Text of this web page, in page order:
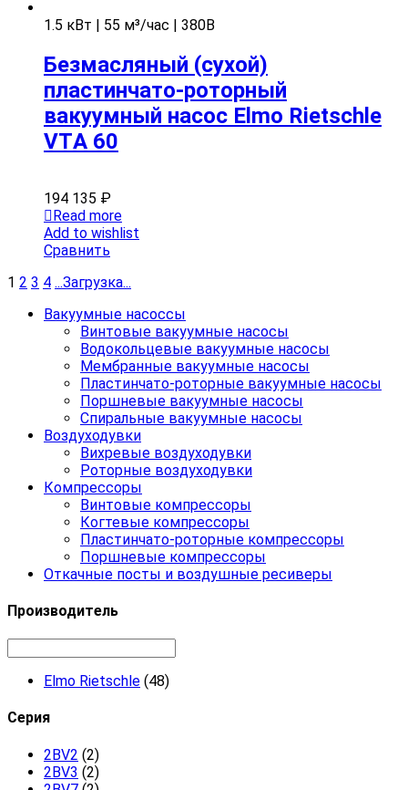
1.5 кВт | 55 м³/час | 380В
Безмасляный (сухой)
пластинчато-роторный
вакуумный насос Elmo Rietschle
VTА 60
194 135 ₽
Read more
Add to wishlist
Сравнить
1 2 3 4 ...Загрузка...
Вакуумные насоссы
Винтовые вакуумные насосы
Водокольцевые вакуумные насосы
Мембранные вакуумные насосы
Пластинчато-роторные вакуумные насосы
Поршневые вакуумные насосы
Спиральные вакуумные насосы
Воздуходувки
Вихревые воздуходувки
Роторные воздуходувки
Компрессоры
Винтовые компрессоры
Когтевые компрессоры
Пластинчато-роторные компрессоры
Поршневые компрессоры
Откачные посты и воздушные ресиверы
Производитель
Elmo Rietschle (48)
Серия
2BV2 (2)
2BV3 (2)